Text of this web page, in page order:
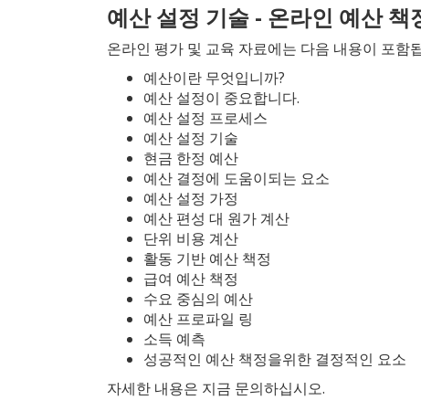
예산 설정 기술 - 온라인 예산 책
온라인 평가 및 교육 자료에는 다음 내용이 포함
예산이란 무엇입니까?
예산 설정이 중요합니다.
예산 설정 프로세스
예산 설정 기술
현금 한정 예산
예산 결정에 도움이되는 요소
예산 설정 가정
예산 편성 대 원가 계산
단위 비용 계산
활동 기반 예산 책정
급여 예산 책정
수요 중심의 예산
예산 프로파일 링
소득 예측
성공적인 예산 책정을위한 결정적인 요소
자세한 내용은 지금 문의하십시오.